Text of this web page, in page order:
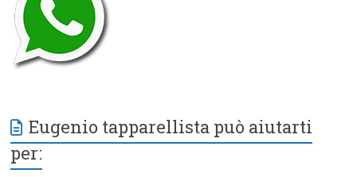
Eugenio tapparellista può aiutarti
per: